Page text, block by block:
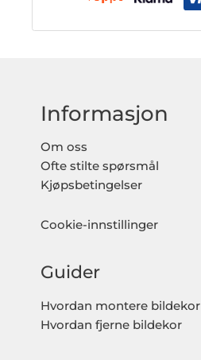
Informasjon
Om oss
Ofte stilte spørsmål
Kjøpsbetingelser
Cookie-innstillinger
Guider
Hvordan montere bildekor
Hvordan fjerne bildekor